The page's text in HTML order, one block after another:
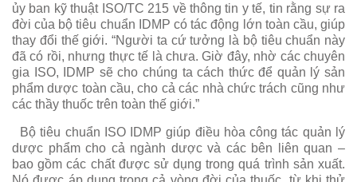
ủy ban kỹ thuật ISO/TC 215 về thông tin y tế, tin rằng sự ra
đời của bộ tiêu chuẩn IDMP có tác động lớn toàn cầu, giúp
thay đổi thế giới. “Người ta cứ tưởng là bộ tiêu chuẩn này
đã có rồi, nhưng thực tế là chưa. Giờ đây, nhờ các chuyên
gia ISO, IDMP sẽ cho chúng ta cách thức để quản lý sản
phẩm dược toàn cầu, cho cả các nhà chức trách cũng như
các thầy thuốc trên toàn thế giới.”
Bộ tiêu chuẩn ISO IDMP giúp điều hòa công tác quản lý
dược phẩm cho cả ngành dược và các bên liên quan –
bao gồm các chất được sử dụng trong quá trình sản xuất.